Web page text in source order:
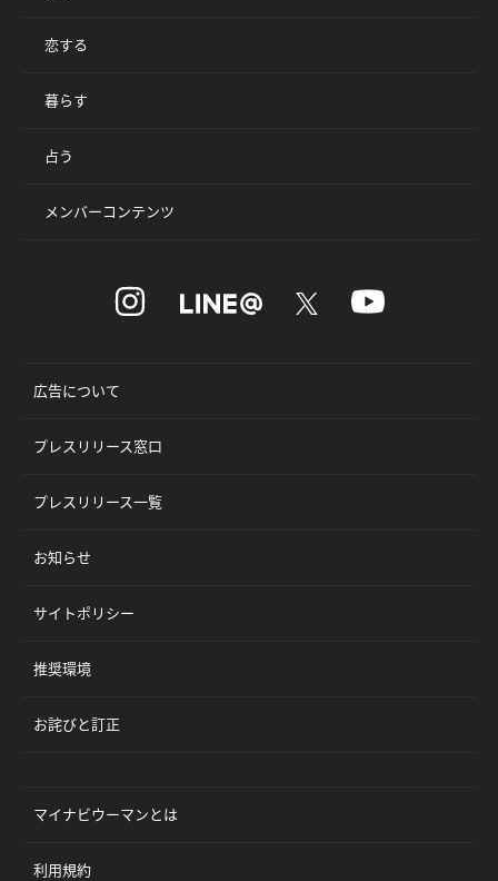
恋する
暮らす
占う
メンバーコンテンツ
広告について
プレスリリース窓口
プレスリリース一覧
お知らせ
サイトポリシー
推奨環境
お詫びと訂正
マイナビウーマンとは
利用規約